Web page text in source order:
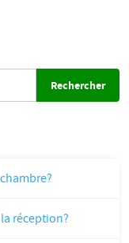
réception?